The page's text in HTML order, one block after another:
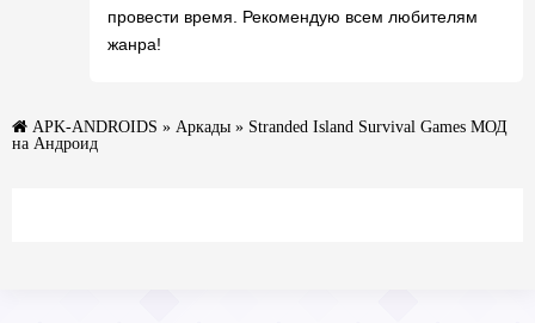
провести время. Рекомендую всем любителям
жанра!
APK-ANDROIDS » Аркады » Stranded Island Survival Games МОД
на Андроид